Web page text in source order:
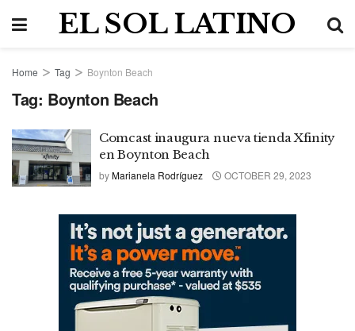
EL SOL LATINO
Home Tag Boynton Beach
Tag: Boynton Beach
Comcast inaugura nueva tienda Xfinity
en Boynton Beach
byMarianela Rodríguez OCTOBER 29, 2023